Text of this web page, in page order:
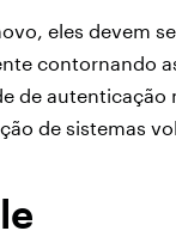
eles devem
contornando
de
de sistemas